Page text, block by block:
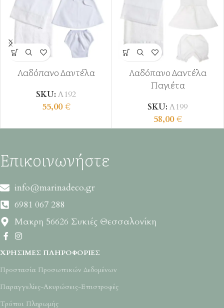
Λαδόπανο Δαντέλα
SKU: Λ192
55,00€
Λαδόπανο Δαντέλα
Παγιέτα
SKU: Λ199
58,00€
Επικοινωνήστε
info@marinadeco.gr
6981 067 288
Μακρη 56626 Συκιές Θεσσαλονίκη
ΧΡΉΣΙΜΕΣ ΠΛΗΡΟΦΟΡΊΕΣ
Προστασία Προσωπικών Δεδομένων
Παραγγελίες-Ακυρώσεις-Επιστροφές
Τρόποι Πληρωμής